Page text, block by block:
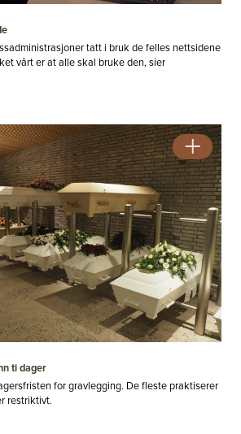
tatt i bruk de felles nettsidene
vårt er at alle skal bruke den, sier
ti dager
for gravlegging. De fleste praktiserer
restriktivt.